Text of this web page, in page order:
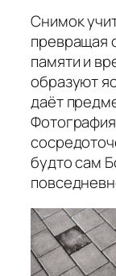
Снимок
превращая
памяти и
образуют
даёт
будто сам